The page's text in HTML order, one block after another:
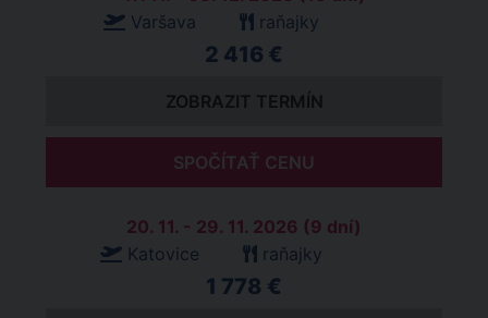
Varšava
raňajky
2 416 €
ZOBRAZIT TERMÍN
SPOČÍTAŤ CENU
20. 11. - 29. 11. 2026 (9 dní)
Katovice
raňajky
1 778 €